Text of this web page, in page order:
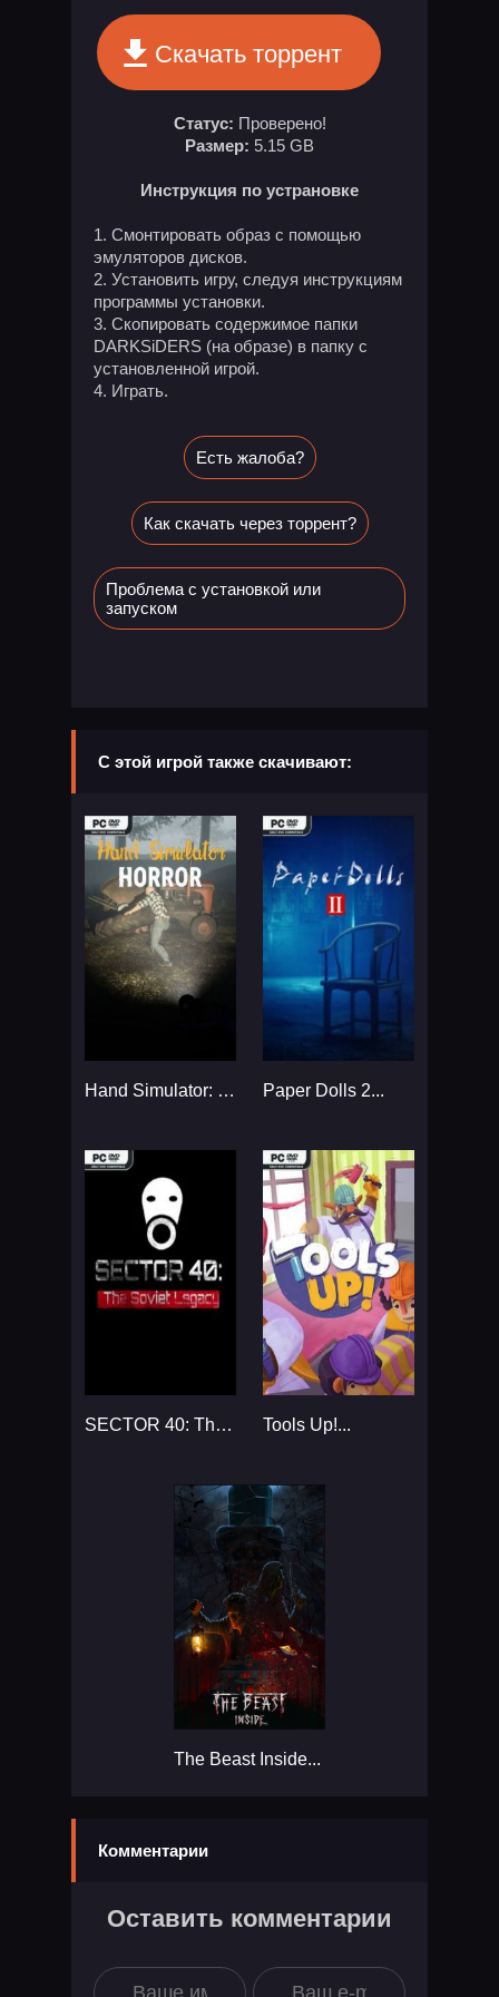
Скачать торрент
Статус: Проверено!
Размер: 5.15 GB
Инструкция по устрановке
Смонтировать образ с помощью
эмуляторов дисков.
Установить игру, следуя инструкциям
программы установки.
Скопировать содержимое папки
DARKSiDERS (на образе) в папку с
установленной игрой.
Играть.
Есть жалоба?
Как скачать через торрент?
Проблема с установкой или
запуском
С этой игрой также скачивают:
Hand Simulator: Horror... Paper Dolls 2...
SECTOR 40: The Soviet Legacy... Tools Up!...
The Beast Inside...
Комментарии
Оставить комментарии